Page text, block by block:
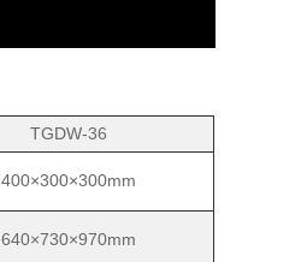
TGDW-36
400×300×300mm
640×730×970mm